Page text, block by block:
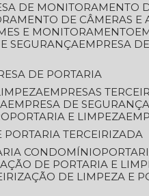
DE MONITORAMENTO
DE CÂMERAS E
E MONITORAMENTO
SEGURANÇA
EMPRESA
DE PORTARIA
EMPRESAS
EMPRESA DE
PORTARIA E LIMPEZA
PORTARIA TERCEIRIZADA
CONDOMÍNIO
DE PORTARIA E
DE LIMPEZA E